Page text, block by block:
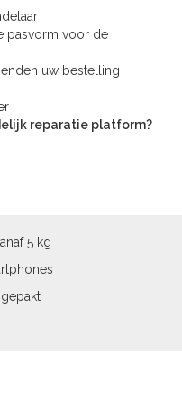
pasvorm voor de
uw bestelling
reparatie platform?
5 kg